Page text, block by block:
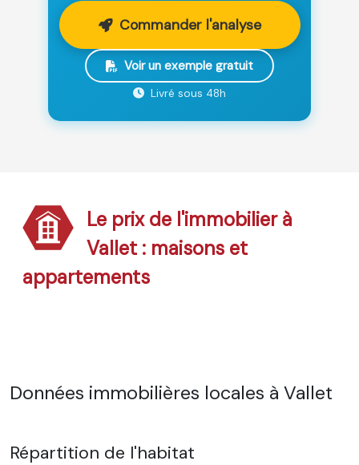
Commander l'analyse
Voir un exemple gratuit
Livré sous 48h
Le prix de l'immobilier à
Vallet : maisons et
appartements
Données immobilières locales à Vallet
Répartition de l'habitat